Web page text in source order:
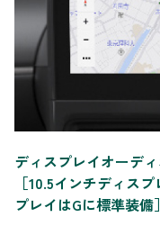
ディスプレイオーデ
［10.5インチディス
プレイはGに標準装備］